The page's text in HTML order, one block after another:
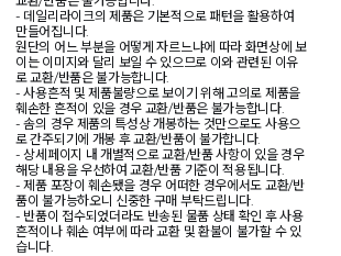
- 데일리라이크의 제품은 기본적으로 패턴을 활용하여
만들어집니다.
원단의 어느 부분을 어떻게 자르느냐에 따라 화면상에 보
이는 이미지와 달리 보일 수 있으므로 이와 관련된 이유
로 교환/반품은 불가능합니다.
- 사용흔적 및 제품불량으로 보이기 위해 고의로 제품을
훼손한 흔적이 있을 경우 교환/반품은 불가능합니다.
- 솜의 경우 제품의 특성상 개봉하는 것만으로도 사용으
로 간주되기에 개봉 후 교환/반품이 불가합니다.
- 상세페이지 내 개별적으로 교환/반품 사항이 있을 경우
해당 내용을 우선하여 교환/반품 기준이 적용됩니다.
- 제품 포장이 훼손됐을 경우 어떠한 경우에서도 교환/반
품이 불가능하오니 신중한 구매 부탁드립니다.
- 반품이 접수되었더라도 반송된 물품 상태 확인 후 사용
흔적이나 훼손 여부에 따라 교환 및 환불이 불가할 수 있
습니다.